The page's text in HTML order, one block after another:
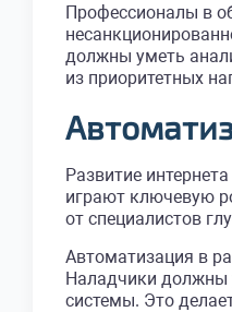
Профессионалы в
должны уметь
из приоритетных
Развитие
играют ключевую
от специалистов
Автоматизация в
Наладчики должны
системы. Это